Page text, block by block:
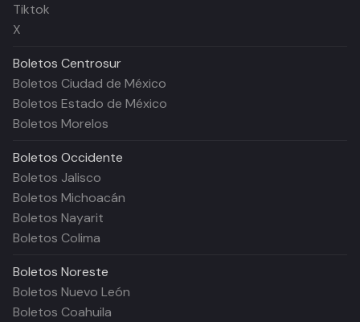
Tiktok
X
Boletos Centrosur
Boletos Ciudad de México
Boletos Estado de México
Boletos Morelos
Boletos Occidente
Boletos Jalisco
Boletos Michoacán
Boletos Nayarit
Boletos Colima
Boletos Noreste
Boletos Nuevo León
Boletos Coahuila